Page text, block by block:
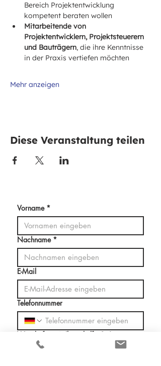
Bereich Projektentwicklung
kompetent beraten wollen
Mitarbeitende von
Projektentwicklern, Projektsteuerern
und Bauträgern, die ihre Kenntnisse
in der Praxis vertiefen möchten
Mehr anzeigen
Diese Veranstaltung teilen
Vorname *
Nachname *
E-Mail
Telefonnummer
Wie dürfen wir Ihnen helfen?
*
Immobilienentwicklung